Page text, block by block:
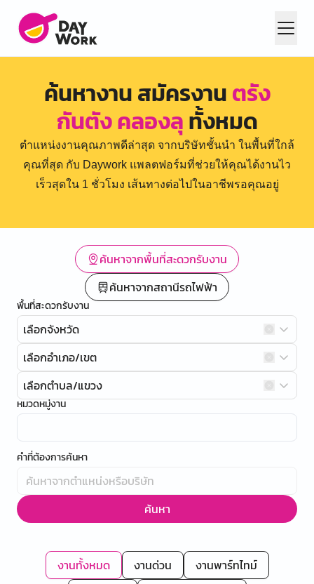
ค้นหางาน สมัครงานตรัง
กันตัง คลองลุทั้งหมด
ตำแหน่งงานคุณภาพดีล่าสุด จากบริษัทชั้นนำ ในพื้นที่ใกล้
คุณที่สุด กับ Daywork แพลตฟอร์มที่ช่วยให้คุณได้งานไว
เร็วสุดใน 1 ชั่วโมง เส้นทางต่อไปในอาชีพรอคุณอยู่
ค้นหาจากพื้นที่สะดวกรับงาน
ค้นหาจากสถานีรถไฟฟ้า
พื้นที่สะดวกรับงาน
เลือกจังหวัด
เลือกอำเภอ/เขต
เลือกตำบล/แขวง
หมวดหมู่งาน
คำที่ต้องการค้นหา
ค้นหา
งานทั้งหมด งานด่วน
งานพาร์ทไทม์